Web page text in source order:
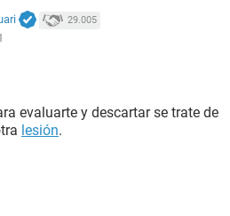
29.005
evaluarte y descartar se trate de
lesión.